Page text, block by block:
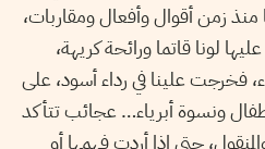
زمن أقوال وأفعال ومقاربات،
لونا قاتما ورائحة كريهة،
فخرجت علينا في رداء أسود، على
ونسوة أبرياء… عجائب تتأكد
حتى إذا أردت فهمها أو